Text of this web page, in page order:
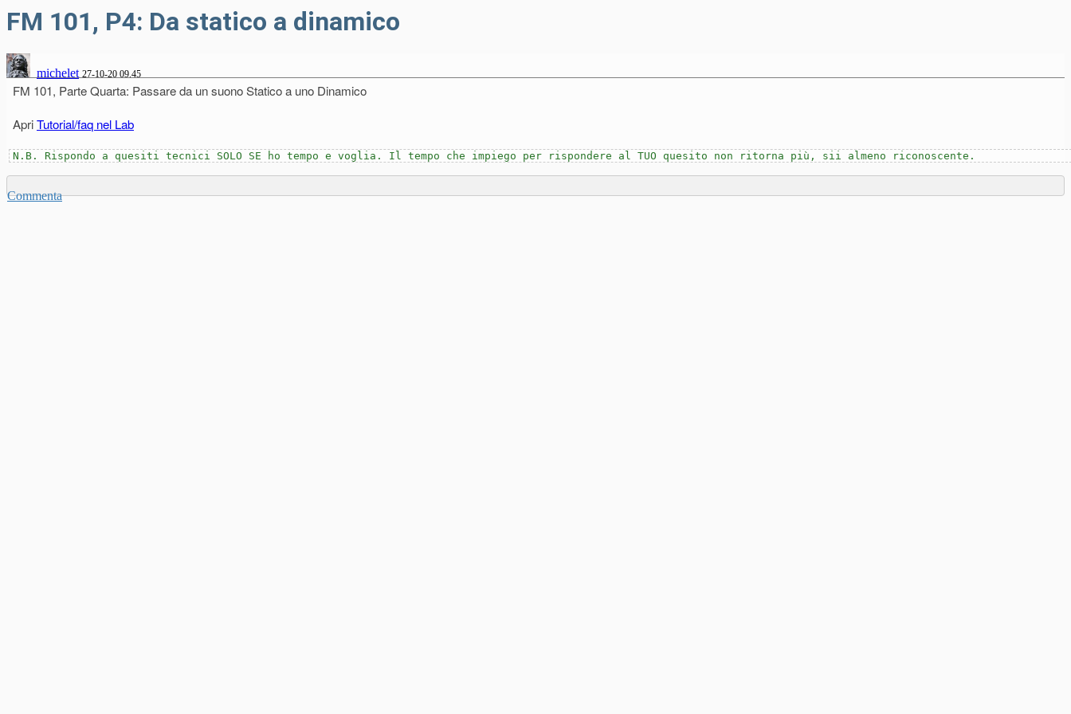
FM 101, P4: Da statico a dinamico
michelet 27-10-20 09.45
FM 101, Parte Quarta: Passare da un suono Statico a uno Dinamico
ApriTutorial/faq nel Lab
N.B. Rispondo a quesiti tecnici SOLO SE ho tempo e voglia. Il tempo che impiego per rispondere al TUO quesito non ritorna più, sii almeno riconoscente.
Commenta